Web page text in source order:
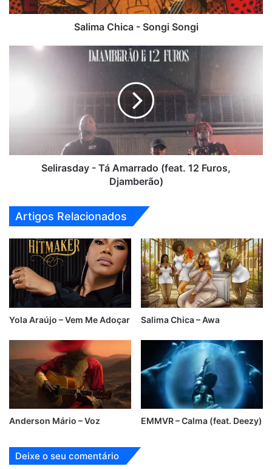
Salima Chica - Songi Songi
Selirasday
Selirasday - Tá Amarrado (feat. 12 Furos,
Djamberão)
Artigos Relacionados
Yola Araújo – Vem Me Adoçar Salima Chica – Awa
Anderson Mário – Voz EMMVR – Calma (feat. Deezy)
Deixe o seu comentário